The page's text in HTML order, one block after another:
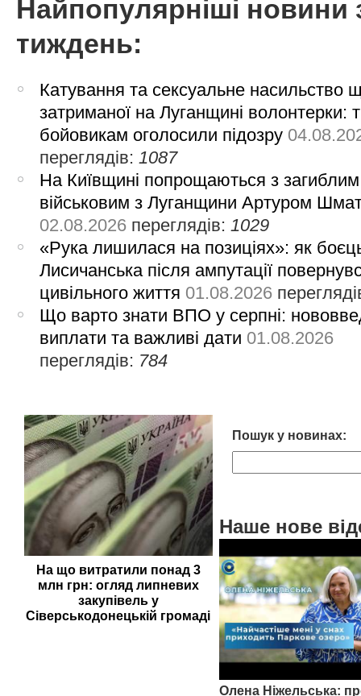
Найпопулярніші новини
тиждень:
Катування та сексуальне насильство
затриманої на Луганщині волонтерки:
бойовикам оголосили підозру
переглядів:1087
На Київщині попрощаються з загиблим
військовим з Луганщини Артуром
02.08.2026 переглядів:1029
«Рука лишилася на позиціях»: як
Лисичанська після ампутації
цивільного життя 01.08.2026
Що варто знати ВПО у серпні:
виплати та важливі дати 01.08.2026
переглядів: 784
На що витратили понад 3
млн грн: огляд липневих
закупівель у
Сіверськодонецькій громаді
Пошук у новинах:
Наше нове
Олена Ніжельська: